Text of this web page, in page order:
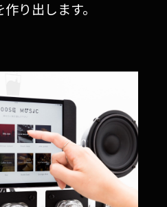
り出します。